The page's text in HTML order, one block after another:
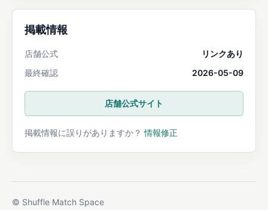
掲載情報
店舗公式
リンクあり
最終確認
2026-05-09
店舗公式サイト
掲載情報に誤りがありますか？情報修正
© Shuffle Match Space